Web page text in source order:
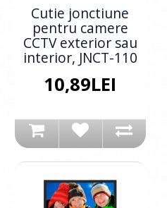
Cutie jonctiune
pentru camere
CCTV exterior sau
interior, JNCT-110
10,89LEI